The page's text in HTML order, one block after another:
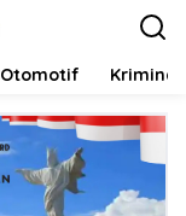
Otomotif Kriminal